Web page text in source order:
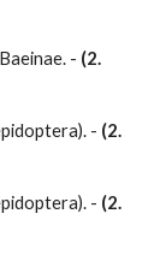
- (2.
- (2.
- (2.